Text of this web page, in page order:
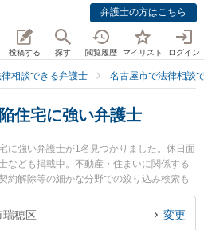
弁護士の方はこちら
投稿する 探す 閲覧履歴 マイリスト ログイン
相談できる弁護士 名古屋市で法律相談
住宅に強い弁護士
に強い弁護士が1名見つかりました。休日面
なども掲載中。不動産・住まいに関係する
約解除等の細かな分野での絞り込み検索も
律事務所の田本 伸雄弁護士のプロフィール
されています。『名古屋市瑞穂区で土日や
瑞穂区 変更